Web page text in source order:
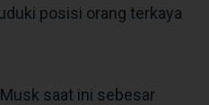
posisi orang terkaya
saat ini sebesar